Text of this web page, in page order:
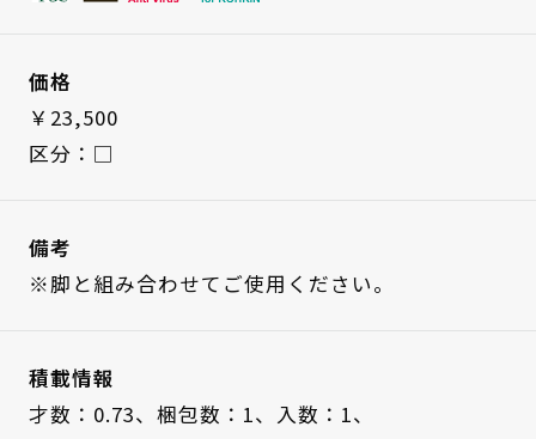
価格
￥23,500
区分：□
備考
※脚と組み合わせてご使用ください。
積載情報
才数：0.73、 梱包数：1、
入数：1、